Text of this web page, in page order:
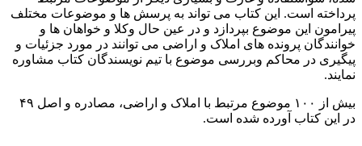
پرداخته است. این کتاب می تواند به پرسش ها و موضوعات مختلف
پیرامون این موضوع بپردازد و در عین حال وکلا و خواهان ها و
خوانندگان پرونده های املاک و اراضی می توانند در مورد جزئیات و
پیگیری در محاکم وبررسی موضوع با تیم نویسندگان کتاب مشاوره
نمایند.
بیش از ۱۰۰ موضوع مرتبط با املاک و اراضی، مصادره و اصل ۴۹
در این کتاب آورده شده است.